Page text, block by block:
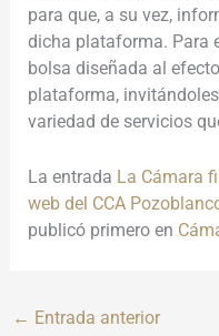
para que, a su vez,
dicha plataforma. Para
bolsa diseñada al
plataforma,
variedad de servicios
La entrada La Cámara
web del CCA
publicó primero en
← Entrada anterior